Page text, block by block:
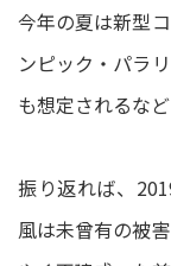
今年の夏は新型
ンピック・パラ
も想定されるな
振り返れば、
風は未曾有の被